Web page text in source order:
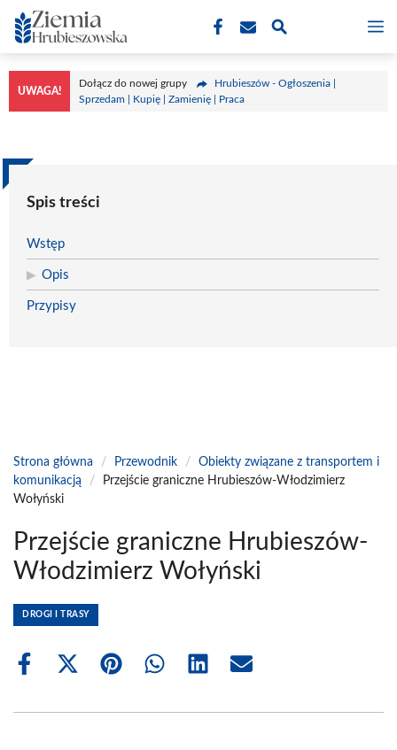
Przejdź
do
treści
UWAGA!
Dołącz do nowej grupy
Hrubieszów - Ogłoszenia |
Sprzedam | Kupię | Zamienię | Praca
Spis treści
Wstęp
Opis
Przypisy
Strona główna / Przewodnik /
Obiekty związane z transportem i
komunikacją
/
Przejście graniczne Hrubieszów-Włodzimierz
Wołyński
Przejście graniczne Hrubieszów-
Włodzimierz Wołyński
DROGI I TRASY
Share
Share
(Twitter)
Share Share Share Share